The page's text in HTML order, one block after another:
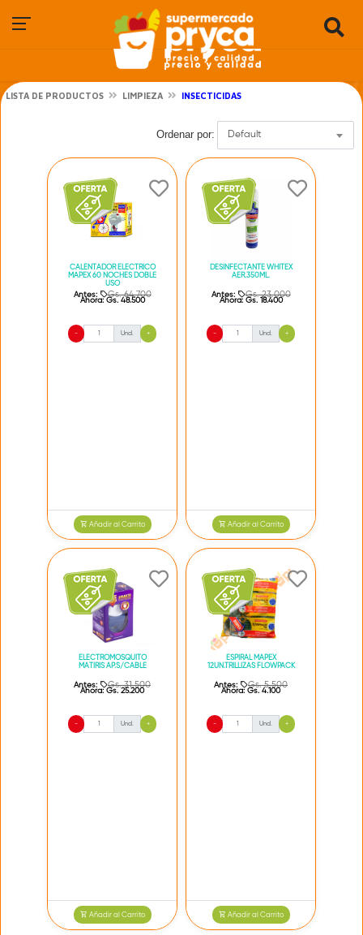
LISTA DE PRODUCTOS LIMPIEZA INSECTICIDAS
Ordenar por: Default
CALENTADOR ELECTRICO
MAPEX 60 NOCHES DOBLE
USO
Antes: Gs. 64.700
Ahora: Gs. 48.500
- Und. +
Añadir al Carrito
DESINFECTANTE WHITEX
AER.350ML.
Antes: Gs. 23.000
Ahora: Gs. 18.400
- Und. +
Añadir al Carrito
ELECTROMOSQUITO
MATIRIS AP.S/CABLE
Antes: Gs. 31.500
Ahora: Gs. 25.200
- Und. +
Añadir al Carrito
ESPIRAL MAPEX
12UN.TRILLIZAS FLOWPACK
Antes: Gs. 5.500
Ahora: Gs. 4.100
- Und. +
Añadir al Carrito